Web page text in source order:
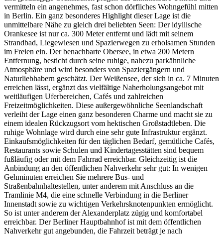
vermitteln ein angenehmes, fast schon dörfliches Wohngefühl mitten
in Berlin. Ein ganz besonderes Highlight dieser Lage ist die
unmittelbare Nähe zu gleich drei beliebten Seen: Der idyllische
Orankesee ist nur ca. 300 Meter entfernt und lädt mit seinem
Strandbad, Liegewiesen und Spazierwegen zu erholsamen Stunden
im Freien ein. Der benachbarte Obersee, in etwa 200 Metern
Entfernung, besticht durch seine ruhige, nahezu parkähnliche
Atmosphäre und wird besonders von Spaziergängern und
Naturliebhabern geschätzt. Der Weißensee, der sich in ca. 7 Minuten
erreichen lässt, ergänzt das vielfältige Naherholungsangebot mit
weitläufigen Uferbereichen, Cafés und zahlreichen
Freizeitmöglichkeiten. Diese außergewöhnliche Seenlandschaft
verleiht der Lage einen ganz besonderen Charme und macht sie zu
einem idealen Rückzugsort vom hektischen Großstadtleben. Die
ruhige Wohnlage wird durch eine sehr gute Infrastruktur ergänzt.
Einkaufsmöglichkeiten für den täglichen Bedarf, gemütliche Cafés,
Restaurants sowie Schulen und Kindertagesstätten sind bequem
fußläufig oder mit dem Fahrrad erreichbar. Gleichzeitig ist die
Anbindung an den öffentlichen Nahverkehr sehr gut: In wenigen
Gehminuten erreichen Sie mehrere Bus- und
Straßenbahnhaltestellen, unter anderem mit Anschluss an die
Tramlinie M4, die eine schnelle Verbindung in die Berliner
Innenstadt sowie zu wichtigen Verkehrsknotenpunkten ermöglicht.
So ist unter anderem der Alexanderplatz zügig und komfortabel
erreichbar. Der Berliner Hauptbahnhof ist mit dem öffentlichen
Nahverkehr gut angebunden, die Fahrzeit beträgt je nach